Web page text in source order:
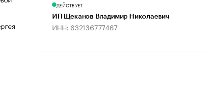
ДЕЙСТВУЕТ
ИП Щеканов Владимир Николаевич
ИНН: 632136777467